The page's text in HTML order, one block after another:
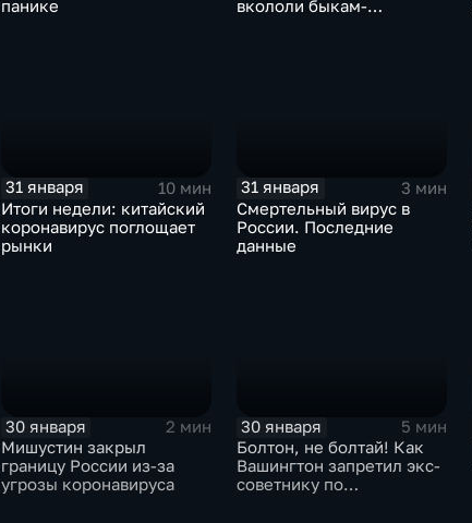
панике
вкололи быкам-
31 января
10 мин
Итоги недели: китайский
коронавирус поглощает
рынки
31 января
3 мин
Смертельный вирус в
России. Последние
данные
30 января
2 мин
Мишустин закрыл
границу России из-за
угрозы коронавируса
30 января
5 мин
Болтон, не болтай! Как
Вашингтон запретил экс-
советнику по